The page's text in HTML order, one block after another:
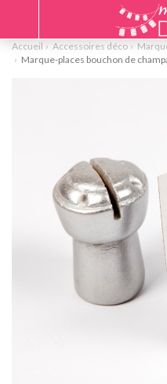
Accueil Accessoires déco
Marque-places bouchon de